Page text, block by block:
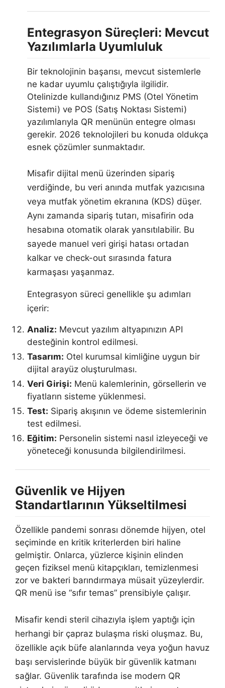
Entegrasyon Süreçleri: Mevcut
Yazılımlarla Uyumluluk
Bir teknolojinin başarısı, mevcut sistemlerle
ne kadar uyumlu çalıştığıyla ilgilidir.
Otelinizde kullandığınız PMS (Otel Yönetim
Sistemi) ve POS (Satış Noktası Sistemi)
yazılımlarıyla QR menünün entegre olması
gerekir. 2026 teknolojileri bu konuda oldukça
esnek çözümler sunmaktadır.
Misafir dijital menü üzerinden sipariş
verdiğinde, bu veri anında mutfak yazıcısına
veya mutfak yönetim ekranına (KDS) düşer.
Aynı zamanda sipariş tutarı, misafirin oda
hesabına otomatik olarak yansıtılabilir. Bu
sayede manuel veri girişi hatası ortadan
kalkar ve check-out sırasında fatura
karmaşası yaşanmaz.
Entegrasyon süreci genellikle şu adımları
içerir:
Analiz: Mevcut yazılım altyapınızın API
desteğinin kontrol edilmesi.
Tasarım: Otel kurumsal kimliğine uygun bir
dijital arayüz oluşturulması.
Veri Girişi: Menü kalemlerinin, görsellerin ve
fiyatların sisteme yüklenmesi.
Test: Sipariş akışının ve ödeme sistemlerinin
test edilmesi.
Eğitim: Personelin sistemi nasıl izleyeceği ve
yöneteceği konusunda bilgilendirilmesi.
Güvenlik ve Hijyen
Standartlarının Yükseltilmesi
Özellikle pandemi sonrası dönemde hijyen, otel
seçiminde en kritik kriterlerden biri haline
gelmiştir. Onlarca, yüzlerce kişinin elinden
geçen fiziksel menü kitapçıkları, temizlenmesi
zor ve bakteri barındırmaya müsait yüzeylerdir.
QR menü ise “sıfır temas” prensibiyle çalışır.
Misafir kendi steril cihazıyla işlem yaptığı için
herhangi bir çapraz bulaşma riski oluşmaz. Bu,
özellikle açık büfe alanlarında veya yoğun havuz
başı servislerinde büyük bir güvenlik katmanı
sağlar. Güvenlik tarafında ise modern QR